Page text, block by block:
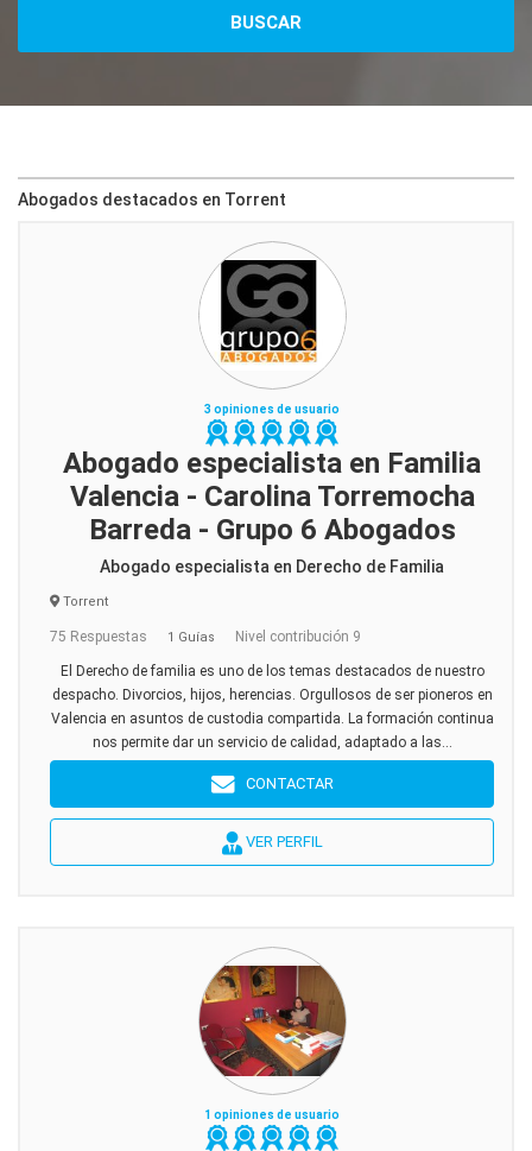
Abogados destacados en Torrent
3 opiniones de usuario
Abogado especialista en Familia
Valencia - Carolina Torremocha
Barreda - Grupo 6 Abogados
Abogado especialista en Derecho de Familia
Torrent
75 Respuestas 1 Guías Nivel contribución 9
El Derecho de familia es uno de los temas destacados de nuestro
despacho. Divorcios, hijos, herencias. Orgullosos de ser pioneros en
Valencia en asuntos de custodia compartida. La formación continua
nos permite dar un servicio de calidad, adaptado a las...
CONTACTAR
VER PERFIL
1 opiniones de usuario